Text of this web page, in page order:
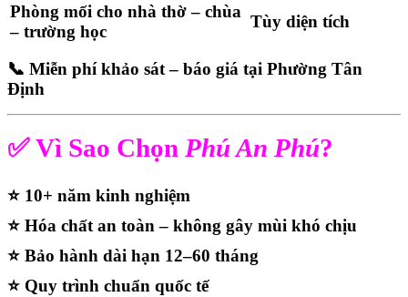
Phòng mối cho nhà thờ – chùa
– trường học
Tùy diện tích
📞 Miễn phí khảo sát – báo giá tại Phường Tân
Định
✅ Vì Sao Chọn Phú An Phú?
⭐ 10+ năm kinh nghiệm
⭐ Hóa chất an toàn – không gây mùi khó chịu
⭐ Bảo hành dài hạn 12–60 tháng
⭐ Quy trình chuẩn quốc tế